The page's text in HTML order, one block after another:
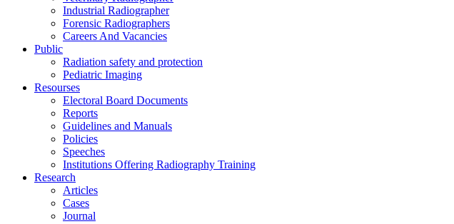
Industrial Radiographer
Forensic Radiographers
Careers And Vacancies
Public
Radiation safety and protection
Pediatric Imaging
Resourses
Electoral Board Documents
Reports
Guidelines and Manuals
Policies
Speeches
Institutions Offering Radiography Training
Research
Articles
Cases
Journal